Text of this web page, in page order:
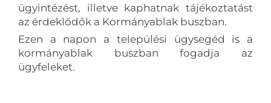
ügyintézést, illetve kaphatnak tájékoztatást
az érdeklődők a Kormányablak buszban.
Ezen a napon a települési ügysegéd is a
kormányablak buszban fogadja az
ügyfeleket.